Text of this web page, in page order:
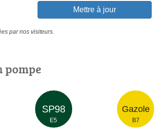
Mettre à jour
par nos visiteurs.
pompe
SP98
E5
Gazole
B7